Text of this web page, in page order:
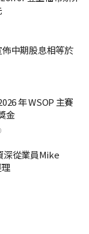
中期股息相等於
年 WSOP 主賽
金
深從業員Mike